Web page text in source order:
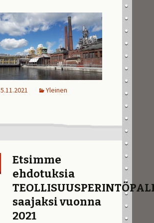
5.11.2021 Yleinen
Etsimme
ehdotuksia
saajaksi vuonna
2021